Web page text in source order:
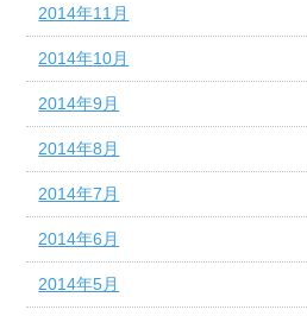
2014年11月
2014年10月
2014年9月
2014年8月
2014年7月
2014年6月
2014年5月